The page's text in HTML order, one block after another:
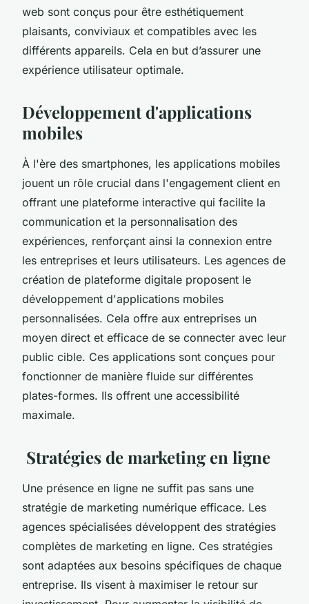
web sont conçus pour être esthétiquement
plaisants, conviviaux et compatibles avec les
différents appareils. Cela en but d’assurer une
expérience utilisateur optimale.
Développement d'applications
mobiles
À l'ère des smartphones, les applications mobiles
jouent un rôle crucial dans l'engagement client en
offrant une plateforme interactive qui facilite la
communication et la personnalisation des
expériences, renforçant ainsi la connexion entre
les entreprises et leurs utilisateurs. Les agences de
création de plateforme digitale proposent le
développement d'applications mobiles
personnalisées. Cela offre aux entreprises un
moyen direct et efficace de se connecter avec leur
public cible. Ces applications sont conçues pour
fonctionner de manière fluide sur différentes
plates-formes. Ils offrent une accessibilité
maximale.
Stratégies de marketing en ligne
Une présence en ligne ne suffit pas sans une
stratégie de marketing numérique efficace. Les
agences spécialisées développent des stratégies
complètes de marketing en ligne. Ces stratégies
sont adaptées aux besoins spécifiques de chaque
entreprise. Ils visent à maximiser le retour sur